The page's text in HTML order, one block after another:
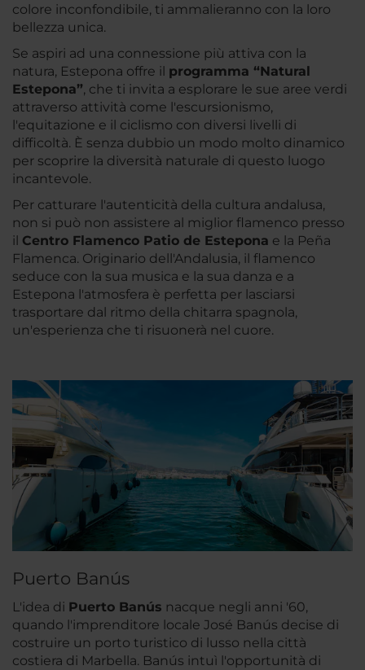
colore inconfondibile, ti ammalieranno con la loro
bellezza unica.
Se aspiri ad una connessione più attiva con la
natura, Estepona offre il programma “Natural
Estepona”, che ti invita a esplorare le sue aree verdi
attraverso attività come l'escursionismo,
l'equitazione e il ciclismo con diversi livelli di
difficoltà. È senza dubbio un modo molto dinamico
per scoprire la diversità naturale di questo luogo
incantevole.
Per catturare l'autenticità della cultura andalusa,
non si può non assistere al miglior flamenco presso
il Centro Flamenco Patio de Estepona e la Peña
Flamenca. Originario dell'Andalusia, il flamenco
seduce con la sua musica e la sua danza e a
Estepona l'atmosfera è perfetta per lasciarsi
trasportare dal ritmo della chitarra spagnola,
un'esperienza che ti risuonerà nel cuore.
Puerto Banús
L'idea di Puerto Banús nacque negli anni '60,
quando l'imprenditore locale José Banús decise di
costruire un porto turistico di lusso nella città
costiera di Marbella. Banús intuì l'opportunità di